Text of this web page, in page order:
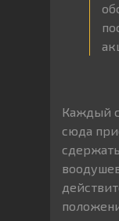
Каждый
сюда